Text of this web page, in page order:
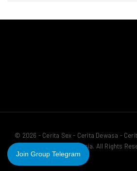
© 2026 - Cerita Sex - Cerita Dewasa -
Indonesia. All Rights
Join Group Telegram